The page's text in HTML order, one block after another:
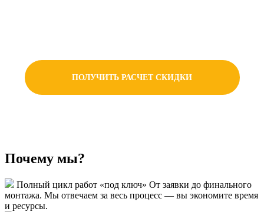
ПОЛУЧИТЬ РАСЧЕТ СКИДКИ
Почему мы?
Полный цикл работ «под ключ» От заявки до финального
монтажа. Мы отвечаем за весь процесс — вы экономите время
и ресурсы.